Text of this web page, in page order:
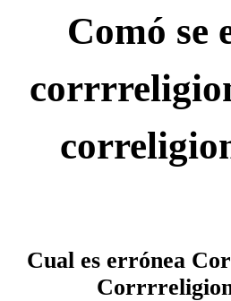
Comó se
Cual es errónea